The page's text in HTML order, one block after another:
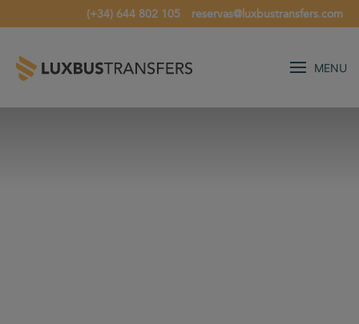
(+34) 644 802 105 reservas@luxbustransfers.com
MENU